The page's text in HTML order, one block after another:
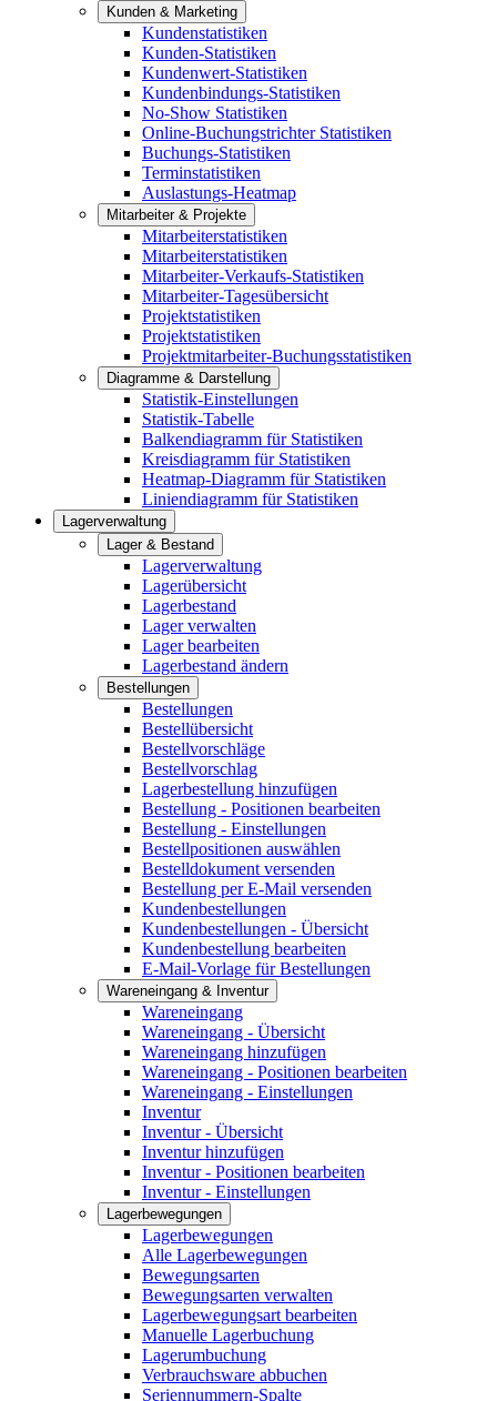
Kunden & Marketing
Kundenstatistiken
Kunden-Statistiken
Kundenwert-Statistiken
Kundenbindungs-Statistiken
No-Show Statistiken
Online-Buchungstrichter Statistiken
Buchungs-Statistiken
Terminstatistiken
Auslastungs-Heatmap
Mitarbeiter & Projekte
Mitarbeiterstatistiken
Mitarbeiterstatistiken
Mitarbeiter-Verkaufs-Statistiken
Mitarbeiter-Tagesübersicht
Projektstatistiken
Projektstatistiken
Projektmitarbeiter-Buchungsstatistiken
Diagramme & Darstellung
Statistik-Einstellungen
Statistik-Tabelle
Balkendiagramm für Statistiken
Kreisdiagramm für Statistiken
Heatmap-Diagramm für Statistiken
Liniendiagramm für Statistiken
Lagerverwaltung
Lager & Bestand
Lagerverwaltung
Lagerübersicht
Lagerbestand
Lager verwalten
Lager bearbeiten
Lagerbestand ändern
Bestellungen
Bestellungen
Bestellübersicht
Bestellvorschläge
Bestellvorschlag
Lagerbestellung hinzufügen
Bestellung - Positionen bearbeiten
Bestellung - Einstellungen
Bestellpositionen auswählen
Bestelldokument versenden
Bestellung per E-Mail versenden
Kundenbestellungen
Kundenbestellungen - Übersicht
Kundenbestellung bearbeiten
E-Mail-Vorlage für Bestellungen
Wareneingang & Inventur
Wareneingang
Wareneingang - Übersicht
Wareneingang hinzufügen
Wareneingang - Positionen bearbeiten
Wareneingang - Einstellungen
Inventur
Inventur - Übersicht
Inventur hinzufügen
Inventur - Positionen bearbeiten
Inventur - Einstellungen
Lagerbewegungen
Lagerbewegungen
Alle Lagerbewegungen
Bewegungsarten
Bewegungsarten verwalten
Lagerbewegungsart bearbeiten
Manuelle Lagerbuchung
Lagerumbuchung
Verbrauchsware abbuchen
Seriennummern-Spalte